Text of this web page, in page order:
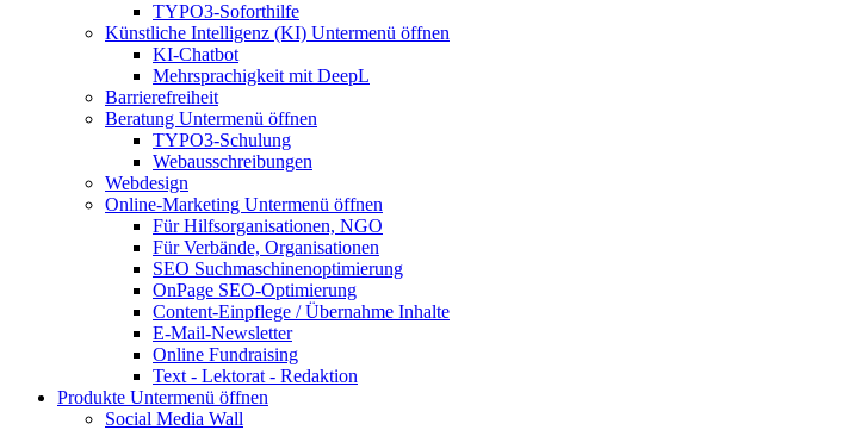
TYPO3-Soforthilfe
Künstliche Intelligenz (KI) Untermenü öffnen
KI-Chatbot
Mehrsprachigkeit mit DeepL
Barrierefreiheit
Beratung Untermenü öffnen
TYPO3-Schulung
Webausschreibungen
Webdesign
Online-Marketing Untermenü öffnen
Für Hilfsorganisationen, NGO
Für Verbände, Organisationen
SEO Suchmaschinenoptimierung
OnPage SEO-Optimierung
Content-Einpflege / Übernahme Inhalte
E-Mail-Newsletter
Online Fundraising
Text - Lektorat - Redaktion
Produkte Untermenü öffnen
Social Media Wall